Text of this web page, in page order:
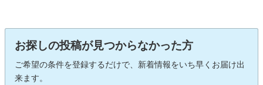
お探しの投稿が見つからなかった方
ご希望の条件を登録するだけで、新着情報をいち早くお届け出
来ます。